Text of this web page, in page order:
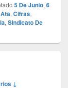
5 De Junio, 6
Ata, Cifras,
, Sindicato De
↓